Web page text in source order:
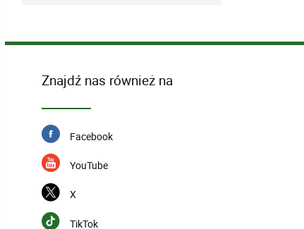
Znajdź nas również na
Facebook
YouTube
X
TikTok